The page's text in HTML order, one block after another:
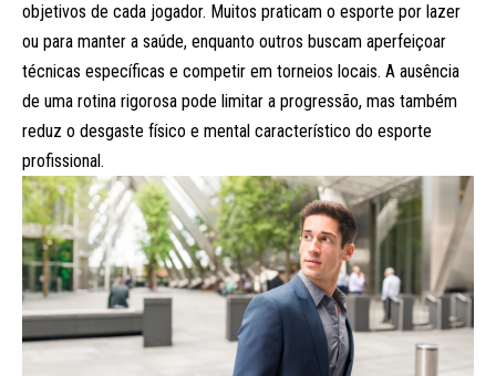
objetivos de cada jogador. Muitos praticam o esporte por lazer
ou para manter a saúde, enquanto outros buscam aperfeiçoar
técnicas específicas e competir em torneios locais. A ausência
de uma rotina rigorosa pode limitar a progressão, mas também
reduz o desgaste físico e mental característico do esporte
profissional.